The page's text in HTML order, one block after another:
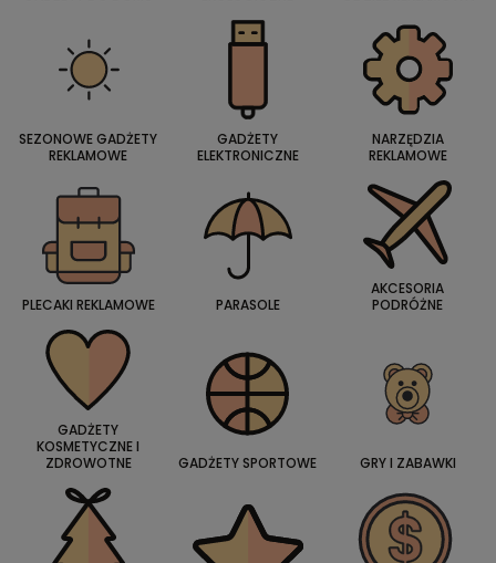
SEZONOWE GADŻETY
REKLAMOWE
GADŻETY
ELEKTRONICZNE
NARZĘDZIA
REKLAMOWE
PLECAKI REKLAMOWE PARASOLE
AKCESORIA
PODRÓŻNE
GADŻETY
KOSMETYCZNE I
ZDROWOTNE
GADŻETY SPORTOWE GRY I ZABAWKI